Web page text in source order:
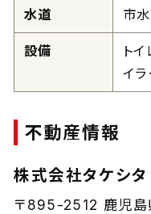
水道 市水
設備
ト
イ
不動産情報
株式会社タケシ
〒895-2512 鹿児島